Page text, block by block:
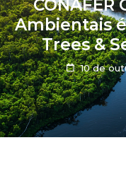
CONAFER
Ambientais
Trees &
10 de